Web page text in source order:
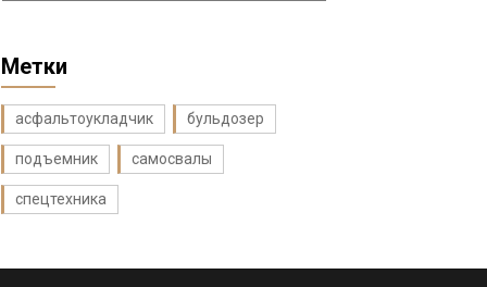
Метки
асфальтоукладчик бульдозер
подъемник самосвалы
спецтехника